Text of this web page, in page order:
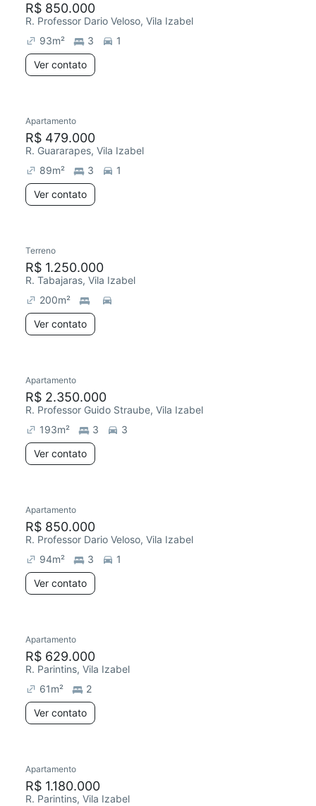
R$ 850.000
R. Professor Dario Veloso, Vila Izabel
93m² 3
1
Ver contato
Chegou este mês
Apartamento
R$ 479.000
R. Guararapes, Vila Izabel
89m² 3
1
Ver contato
Terreno
R$ 1.250.000
R. Tabajaras, Vila Izabel
200m²
Ver contato
Redecorar
Apartamento
R$ 2.350.000
R. Professor Guido Straube, Vila Izabel
193m² 3
3
Ver contato
Redecorar
Apartamento
R$ 850.000
R. Professor Dario Veloso, Vila Izabel
94m² 3
1
Ver contato
Redecorar
Apartamento
R$ 629.000
R. Parintins, Vila Izabel
61m²
2
Ver contato
Apartamento
R$ 1.180.000
R. Parintins, Vila Izabel